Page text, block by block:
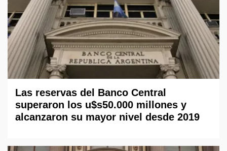
Las reservas del Banco Central
superaron los u$s50.000 millones y
alcanzaron su mayor nivel desde 2019